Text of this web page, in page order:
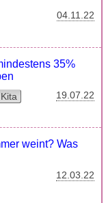
04.11.22
35%
Kita 19.07.22
weint? Was
12.03.22